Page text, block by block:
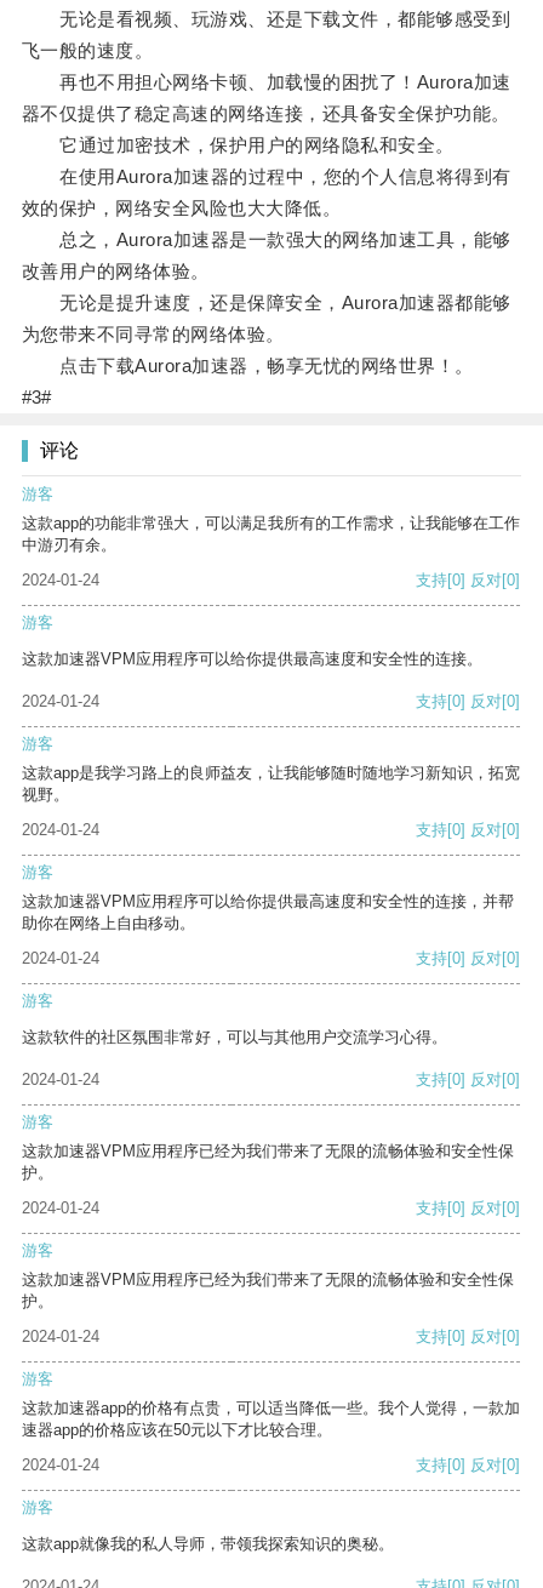
无论是看视频、玩游戏、还是下载文件，都能够感受到
飞一般的速度。
再也不用担心网络卡顿、加载慢的困扰了！Aurora加速
器不仅提供了稳定高速的网络连接，还具备安全保护功能。
它通过加密技术，保护用户的网络隐私和安全。
在使用Aurora加速器的过程中，您的个人信息将得到有
效的保护，网络安全风险也大大降低。
总之，Aurora加速器是一款强大的网络加速工具，能够
改善用户的网络体验。
无论是提升速度，还是保障安全，Aurora加速器都能够
为您带来不同寻常的网络体验。
点击下载Aurora加速器，畅享无忧的网络世界！。
#3#
评论
游客
这款app的功能非常强大，可以满足我所有的工作需求，让我能够在工作
中游刃有余。
2024-01-24
支持[0] 反对[0]
游客
这款加速器VPM应用程序可以给你提供最高速度和安全性的连接。
2024-01-24 支持[0] 反对[0]
游客
这款app是我学习路上的良师益友，让我能够随时随地学习新知识，拓宽
视野。
2024-01-24
支持[0] 反对[0]
游客
这款加速器VPM应用程序可以给你提供最高速度和安全性的连接，并帮
助你在网络上自由移动。
2024-01-24
支持[0] 反对[0]
游客
这款软件的社区氛围非常好，可以与其他用户交流学习心得。
2024-01-24 支持[0] 反对[0]
游客
这款加速器VPM应用程序已经为我们带来了无限的流畅体验和安全性保
护。
2024-01-24
支持[0] 反对[0]
游客
这款加速器VPM应用程序已经为我们带来了无限的流畅体验和安全性保
护。
2024-01-24
支持[0] 反对[0]
游客
这款加速器app的价格有点贵，可以适当降低一些。我个人觉得，一款加
速器app的价格应该在50元以下才比较合理。
2024-01-24
支持[0] 反对[0]
游客
这款app就像我的私人导师，带领我探索知识的奥秘。